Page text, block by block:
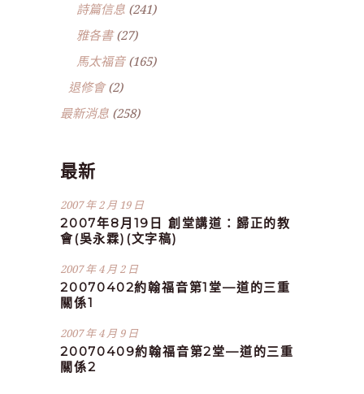
詩篇信息 (241)
雅各書(27)
馬太福音(165)
退修會(2)
最新消息 (258)
最新
2007 年 2 月 19 日
2007年8月19日 創堂講道：歸正的教
會(吳永霖)(文字稿)
2007 年 4 月 2 日
20070402約翰福音第1堂—道的三重
關係1
2007 年 4 月 9 日
20070409約翰福音第2堂—道的三重
關係2